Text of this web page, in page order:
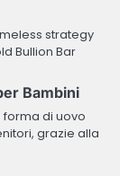
strategy
Bullion Bar
Bambini
forma di uovo
grazie alla